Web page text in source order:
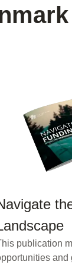
publication
and